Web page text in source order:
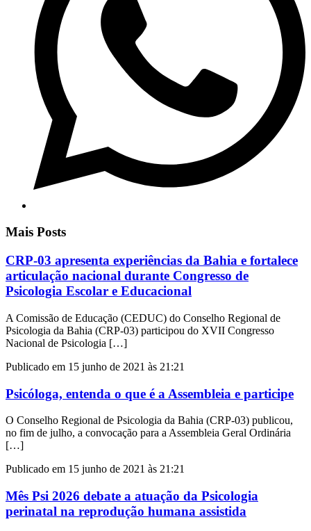
Mais Posts
CRP-03 apresenta experiências da Bahia e fortalece
articulação nacional durante Congresso de
Psicologia Escolar e Educacional
A Comissão de Educação (CEDUC) do Conselho Regional de
Psicologia da Bahia (CRP-03) participou do XVII Congresso
Nacional de Psicologia […]
Publicado em 15 junho de 2021 às 21:21
Psicóloga, entenda o que é a Assembleia e participe
O Conselho Regional de Psicologia da Bahia (CRP-03) publicou,
no fim de julho, a convocação para a Assembleia Geral Ordinária
[…]
Publicado em 15 junho de 2021 às 21:21
Mês Psi 2026 debate a atuação da Psicologia
perinatal na reprodução humana assistida